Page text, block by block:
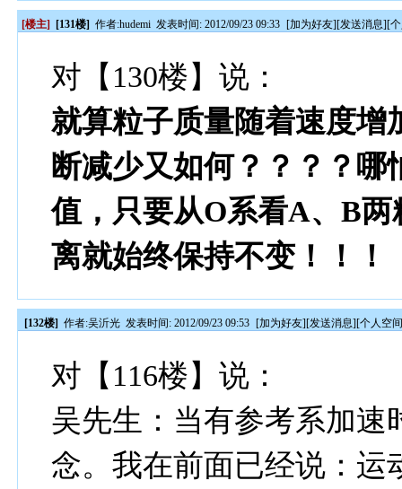
[楼主] [131楼] 作者:hudemi 发表时间: 2012/09/23 09:33 [加为好友][发送消息][
对【130楼】说：
就算粒子质量随着速度增
断减少又如何？？？？
值，只要从O系看A、B
离就始终保持不变！！！
[132楼] 作者:吴沂光 发表时间: 2012/09/23 09:53 [加为好友][发送消息][个人空
对【116楼】说：
吴先生：当有参考系加速
念。我在前面已经说：运